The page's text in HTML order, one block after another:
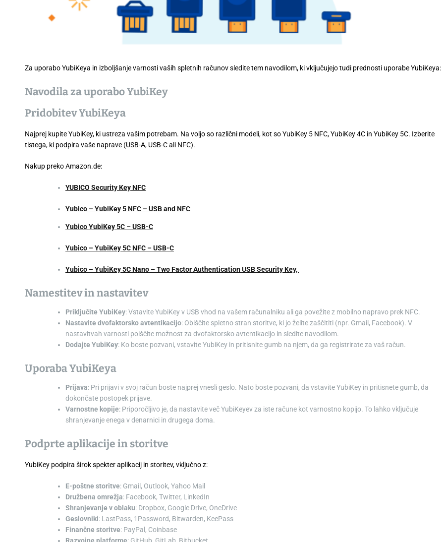
Za uporabo YubiKeya in izboljšanje varnosti vaših spletnih računov sledite tem navodilom, ki vključujejo tudi prednosti uporabe YubiKeya:
Navodila za uporabo YubiKey
Pridobitev YubiKeya
Najprej kupite YubiKey, ki ustreza vašim potrebam. Na voljo so različni modeli, kot so YubiKey 5 NFC, YubiKey 4C in YubiKey 5C. Izberite
tistega, ki podpira vaše naprave (USB-A, USB-C ali NFC).
Nakup preko Amazon.de:
YUBICO Security Key NFC
Yubico – YubiKey 5 NFC – USB and NFC
Yubico YubiKey 5C – USB-C
Yubico – YubiKey 5C NFC – USB-C
Yubico – YubiKey 5C Nano – Two Factor Authentication USB Security Key,
Namestitev in nastavitev
Priključite YubiKey: Vstavite YubiKey v USB vhod na vašem računalniku ali ga povežite z mobilno napravo prek NFC.
Nastavite dvofaktorsko avtentikacijo: Obiščite spletno stran storitve, ki jo želite zaščititi (npr. Gmail, Facebook). V
nastavitvah varnosti poiščite možnost za dvofaktorsko avtentikacijo in sledite navodilom.
Dodajte YubiKey: Ko boste pozvani, vstavite YubiKey in pritisnite gumb na njem, da ga registrirate za vaš račun.
Uporaba YubiKeya
Prijava: Pri prijavi v svoj račun boste najprej vnesli geslo. Nato boste pozvani, da vstavite YubiKey in pritisnete gumb, da
dokončate postopek prijave.
Varnostne kopije: Priporočljivo je, da nastavite več YubiKeyev za iste račune kot varnostno kopijo. To lahko vključuje
shranjevanje enega v denarnici in drugega doma.
Podprte aplikacije in storitve
YubiKey podpira širok spekter aplikacij in storitev, vključno z:
E-poštne storitve: Gmail, Outlook, Yahoo Mail
Družbena omrežja: Facebook, Twitter, LinkedIn
Shranjevanje v oblaku: Dropbox, Google Drive, OneDrive
Geslovniki: LastPass, 1Password, Bitwarden, KeePass
Finančne storitve: PayPal, Coinbase
Razvojne platforme: GitHub, GitLab, Bitbucket